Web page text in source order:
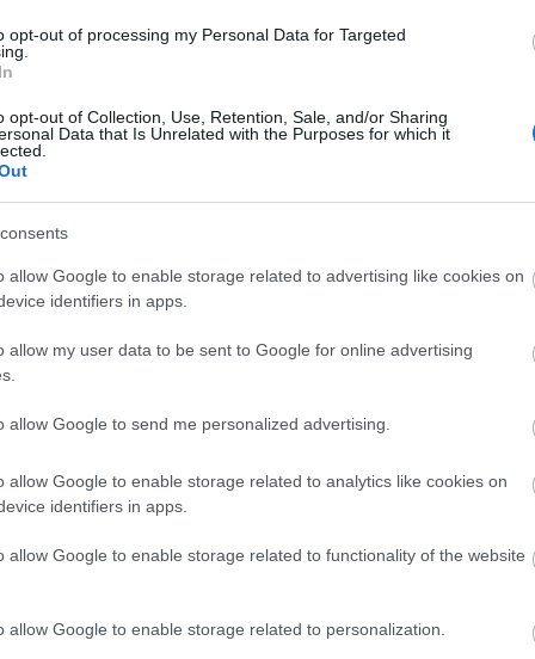
opt-out of processing my Personal Data for Targeted
opt-out of Collection, Use, Retention, Sale, and/or Sharing
Data that Is Unrelated with the Purposes for which it
allow Google to enable storage related to advertising like cookies on
identifiers in apps.
allow my user data to be sent to Google for online advertising
allow Google to send me personalized advertising.
allow Google to enable storage related to analytics like cookies on
identifiers in apps.
allow Google to enable storage related to functionality of the website
allow Google to enable storage related to personalization.
үе мөчний эрүүл мэндийг нэн тэргүүнд тавьдаг тул
Энэ нь үе мөчний ачааллыг бууруулж, бага нөлөөтэй
байнга холбоотой байж, гүйх гэх мэт өндөр нөлөөтэй
нь хэрэглэгчдэд үе мөчний таагүй
сэтгүүлд нийтлэгдсэн нэгэн судалгаагаар эллипс
ачаалал багатай байдаг болохыг тогтоожээ.
түвшингээ хадгалах боломжтой. Энэ нь
байна.
дөрөөтэй тасралтгүй холбох нь цохилтоос
жигд хөдөлгөөнийг бий болгож, хэрэглэгчдэд зүрх
олгодог. Энэ нь эллипс хэлбэрийн дөрөөг
үр дүнтэй, үе мөчний ээлтэй сонголт болгодог.